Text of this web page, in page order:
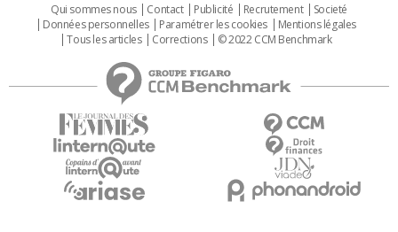
Qui sommes nous Contact Publicité Recrutement
Societé
Données personnelles
Paramétrer les cookies
Mentions légales
Tous les articles
Corrections © 2022 CCM Benchmark